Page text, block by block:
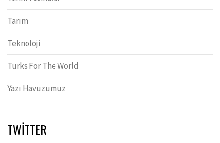
Tarım
Teknoloji
Turks For The World
Yazı Havuzumuz
TWITTER